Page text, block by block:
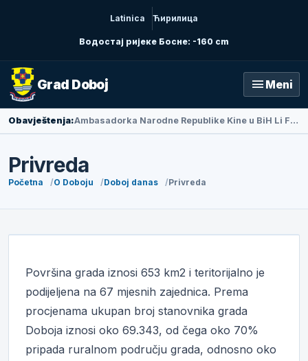
Latinica Ћирилица
Водостај ријеке Босне: -160 cm
Grad Doboj menu Meni
Obavještenja: Ambasadorka Narodne Republike Kine u BiH Li Fan posjetila Doboj
Privreda
Početna O Doboju Doboj danas Privreda
Površina grada iznosi 653 km2 i teritorijalno je
podijeljena na 67 mjesnih zajednica. Prema
procjenama ukupan broj stanovnika grada
Doboja iznosi oko 69.343, od čega oko 70%
pripada ruralnom području grada, odnosno oko